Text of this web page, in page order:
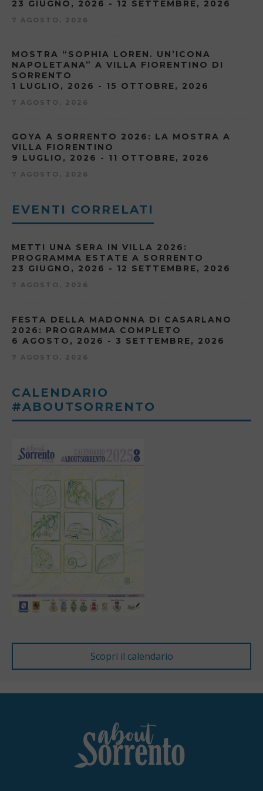
23 GIUGNO, 2026 - 12 SETTEMBRE, 2026
7 AGOSTO, 2026
MOSTRA “SOPHIA LOREN. UN’ICONA
NAPOLETANA” A VILLA FIORENTINO DI
SORRENTO
1 LUGLIO, 2026 - 15 OTTOBRE, 2026
7 AGOSTO, 2026
GOYA A SORRENTO 2026: LA MOSTRA A
VILLA FIORENTINO
9 LUGLIO, 2026 - 11 OTTOBRE, 2026
7 AGOSTO, 2026
EVENTI CORRELATI
METTI UNA SERA IN VILLA 2026:
PROGRAMMA ESTATE A SORRENTO
23 GIUGNO, 2026 - 12 SETTEMBRE, 2026
7 AGOSTO, 2026
FESTA DELLA MADONNA DI CASARLANO
2026: PROGRAMMA COMPLETO
6 AGOSTO, 2026 - 3 SETTEMBRE, 2026
7 AGOSTO, 2026
CALENDARIO
#ABOUTSORRENTO